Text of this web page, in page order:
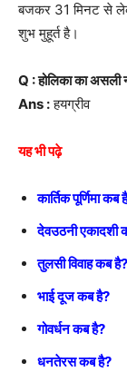
बजकर 31 मिनट से
शुभ मुहूर्त है।
Q : होलिका का असली
Ans :हयग्रीव
यह भी पढ़े
कार्तिक पूर्णिमा कब
देवउठनी एकादशी
तुलसी विवाह कब है?
भाई दूज कब है?
गोवर्धन कब है?
धनतेरस कब है?